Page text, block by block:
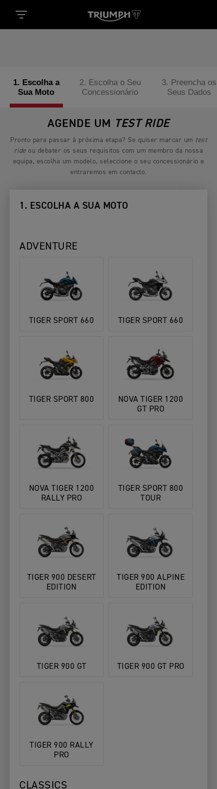
1. Escolha a
Sua Moto
2. Escolha o Seu
Concessionário
3. Preencha os
Seus Dados
AGENDE UM TEST RIDE
Pronto para passar à próxima etapa? Se quiser marcar um test
ride ou debater os seus requisitos com um membro da nossa
equipa, escolha um modelo, seleccione o seu concessionário e
entraremos em contacto.
1. ESCOLHA A SUA MOTO
ADVENTURE
TIGER SPORT 660 TIGER SPORT 660
TIGER SPORT 800
NOVA TIGER 1200
GT PRO
NOVA TIGER 1200
RALLY PRO
TIGER SPORT 800
TOUR
TIGER 900 DESERT
EDITION
TIGER 900 ALPINE
EDITION
TIGER 900 GT TIGER 900 GT PRO
TIGER 900 RALLY
PRO
CLASSICS